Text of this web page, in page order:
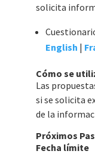
solicita
English |
Cómo se
Las
si se solicita
de la
Próximos
Fecha límite